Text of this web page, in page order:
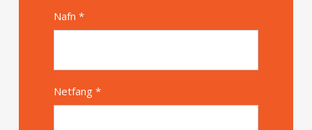
Nafn *
Netfang *